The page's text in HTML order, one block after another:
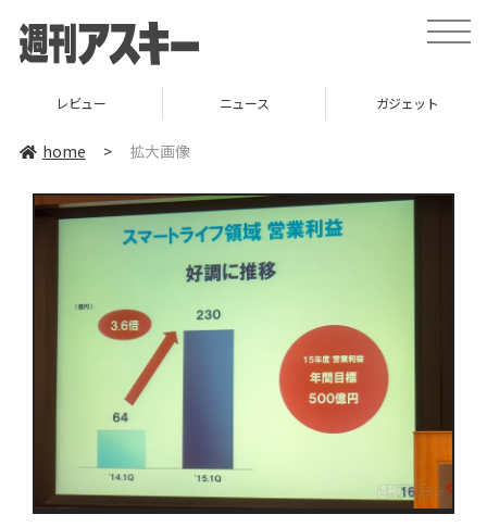
toggle
レビュー ニュース ガジェット
home > 拡大画像